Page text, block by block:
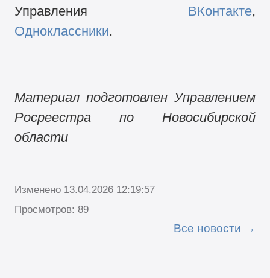
Управления ВКонтакте,
Одноклассники.
Материал подготовлен Управлением
Росреестра по Новосибирской
области
Изменено 13.04.2026 12:19:57
Просмотров: 89
Все новости